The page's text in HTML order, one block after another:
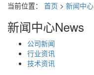
当前位置： 首页 > 新闻中心
新闻中心News
公司新闻
行业资讯
技术资讯